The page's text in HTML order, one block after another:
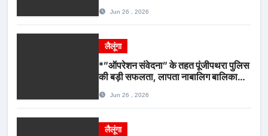
Jun 26 , 2026
लैलूंगा
*”ऑपरेशन संवेदना” के तहत पूंजीपथरा पुलिस
की बड़ी सफलता, लापता नाबालिग बालिका
गिरफ्तार*
Jun 26 , 2026
लैलूंगा